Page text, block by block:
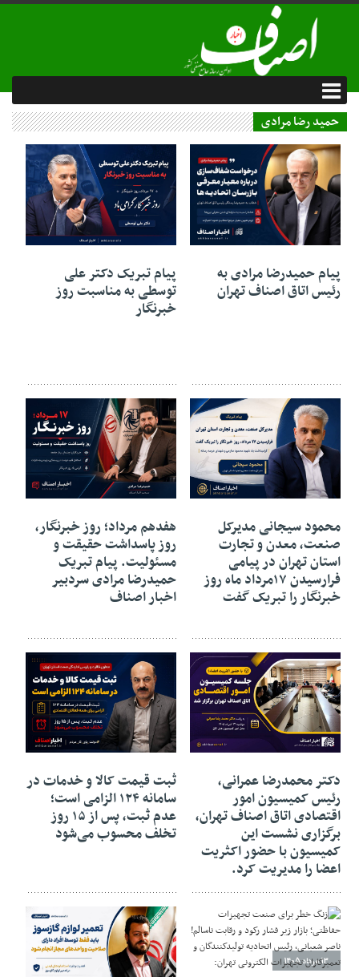
حمید رضا مرادی
پیام حمیدرضا مرادی به
رئیس اتاق اصناف تهران
17 مرداد 1405
پیام تبریک دکتر علی
توسطی به مناسبت روز
خبرنگار
17 مرداد 1405
محمود سیجانی مدیرکل
صنعت، معدن و تجارت
استان تهران در پیامی
فرارسیدن ۱۷مرداد ماه روز
خبرنگار را تبریک گفت
هفدهم مرداد؛ روز خبرنگار،
روز پاسداشت حقیقت و
مسئولیت. پیام تبریک
حمیدرضا مرادی سردبیر
اخبار اصناف
14 مرداد 1405
دکتر محمدرضا عمرانی،
رئیس کمیسیون امور
اقتصادی اتاق اصناف تهران،
برگزاری نشست این
کمیسیون با حضور اکثریت
اعضا را مدیریت کرد.
14 مرداد 1405
ثبت قیمت کالا و خدمات در
سامانه ۱۲۴ الزامی است؛
عدم ثبت، پس از ۱۵ روز
تخلف محسوب می‌شود
13 مرداد 1405